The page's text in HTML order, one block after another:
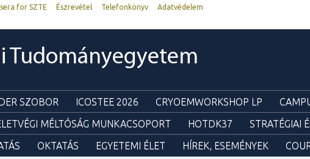
for SZTE Észrevétel Telefonkönyv
Adatvédelem
Tudományegyetem
SZOBOR ICOSTEE 2026 CRYOEMWORKSHOP LP
MÉLTÓSÁG MUNKACSOPORT HOTDK37 STRATÉGIAI
OKTATÁS EGYETEMI ÉLET HÍREK, ESEMÉNYEK